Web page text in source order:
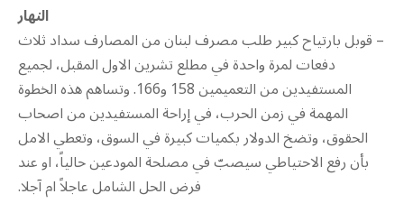
النهار
– قوبل بارتياح كبير طلب مصرف لبنان من المصارف سداد ثلاث
دفعات لمرة واحدة في مطلع تشرين الاول المقبل، لجميع
المستفيدين من التعميمين 158 و166. وتساهم هذه الخطوة
المهمة في زمن الحرب، في إراحة المستفيدين من اصحاب
الحقوق، وتضخ الدولار بكميات كبيرة في السوق، وتعطي الامل
بأن رفع الاحتياطي سيصبّ في مصلحة المودعين حالياً، او عند
فرض الحل الشامل عاجلاً ام آجلا.